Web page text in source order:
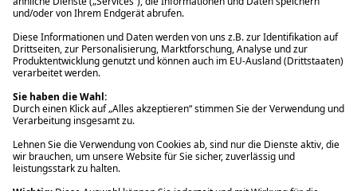
Click & Collect
Gastbestellung